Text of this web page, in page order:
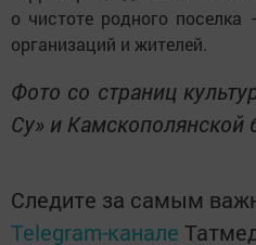
о чистоте родного
организаций и жителей.
Фото со страниц
Су» и Камскополянской
Следите за самым
Telegram-канале